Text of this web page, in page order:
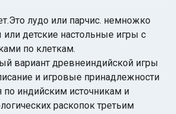
лудо или парчис. немножко
детские настольные игры с
по клеткам.
вариант древнеиндийской игры
и игровые принадлежности
по индийским источникам и
раскопок третьим